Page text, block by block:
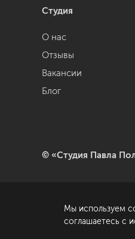
Студия
О нас
Отзывы
Вакансии
Блог
© «Студия Павла
Мы используем
соглашаетесь с